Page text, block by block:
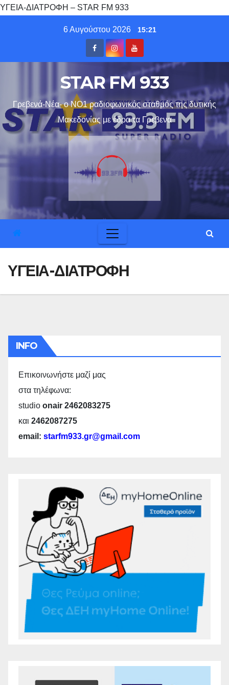
ΥΓΕΙΑ-ΔΙΑΤΡΟΦΗ – STAR FM 933
6 Αυγούστου 2026 15:21
STAR FM 933
Γρεβενά-Νέα- ο ΝΟ1 ραδιοφωνικός σταθμός της δυτικής
Μακεδονίας με έδρα τα Γρεβενα
ΥΓΕΙΑ-ΔΙΑΤΡΟΦΗ
INFO
Επικοινωνήστε μαζί μας
στα τηλέφωνα:
studio onair 2462083275
και 2462087275
email: starfm933.gr@gmail.com